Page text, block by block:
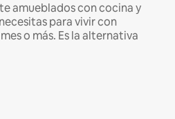
amueblados con cocina y
para vivir con
o más. Es la alternativa